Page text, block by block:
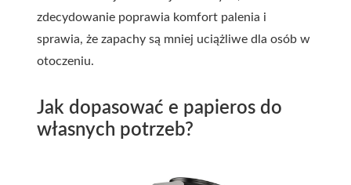
zdecydowanie poprawia komfort palenia i
sprawia, że zapachy są mniej uciążliwe dla osób w
otoczeniu.
Jak dopasować e papieros do
własnych potrzeb?